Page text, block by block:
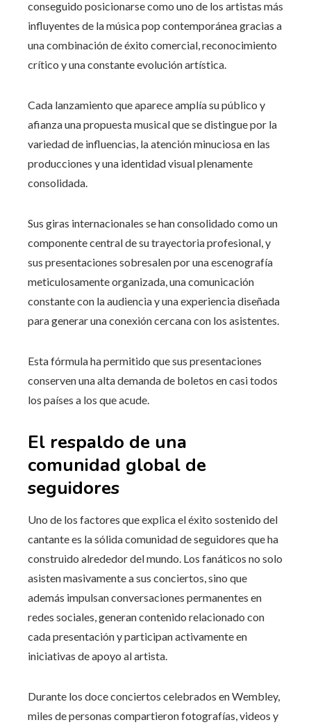
conseguido posicionarse como uno de los artistas más
influyentes de la música pop contemporánea gracias a
una combinación de éxito comercial, reconocimiento
crítico y una constante evolución artística.
Cada lanzamiento que aparece amplía su público y
afianza una propuesta musical que se distingue por la
variedad de influencias, la atención minuciosa en las
producciones y una identidad visual plenamente
consolidada.
Sus giras internacionales se han consolidado como un
componente central de su trayectoria profesional, y
sus presentaciones sobresalen por una escenografía
meticulosamente organizada, una comunicación
constante con la audiencia y una experiencia diseñada
para generar una conexión cercana con los asistentes.
Esta fórmula ha permitido que sus presentaciones
conserven una alta demanda de boletos en casi todos
los países a los que acude.
El respaldo de una
comunidad global de
seguidores
Uno de los factores que explica el éxito sostenido del
cantante es la sólida comunidad de seguidores que ha
construido alrededor del mundo. Los fanáticos no solo
asisten masivamente a sus conciertos, sino que
además impulsan conversaciones permanentes en
redes sociales, generan contenido relacionado con
cada presentación y participan activamente en
iniciativas de apoyo al artista.
Durante los doce conciertos celebrados en Wembley,
miles de personas compartieron fotografías, videos y